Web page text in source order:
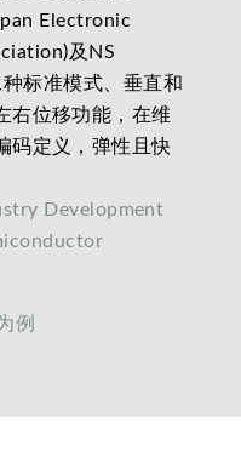
Electronic
及NS
标准模式、垂直和
右位移功能，在维
码定义，弹性且快
Development
例